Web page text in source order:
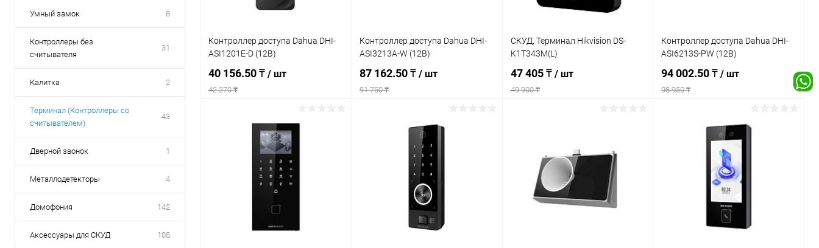
Умный замок 8
Контроллеры без
считывателя
31
Калитка 2
Терминал (Контроллеры со
считывателем)
43
Дверной звонок 1
Металлодетекторы 4
Домофония 142
Аксессуары для СКУД 108
Контроллер доступа Dahua DHI-
ASI1201E-D (12В)
40 156.50 ₸ / шт
42 270 ₸
В корзину
Купить в 1 клик
В избранное
Контроллер доступа Dahua DHI-
ASI3213A-W (12В)
87 162.50 ₸ / шт
91 750 ₸
В корзину
Купить в 1 клик
В избранное
СКУД, Терминал Hikvision DS-
K1T343M(L)
47 405 ₸ / шт
49 900 ₸
Купить в 1 клик К сравнению
В избранное В наличии
Контроллер доступа Dahua DHI-
ASI6213S-PW (12В)
94 002.50 ₸/ шт
98 950 ₸
В корзину
Купить в 1 клик
В избранное